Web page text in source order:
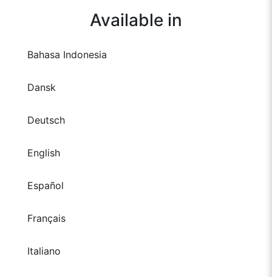
Available in
Bahasa Indonesia
Dansk
Deutsch
English
Español
Français
Italiano